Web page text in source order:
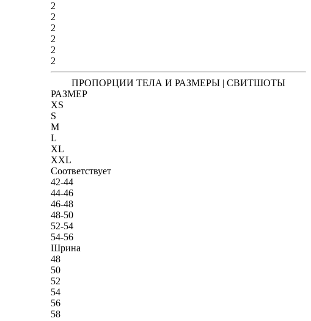
2
2
2
2
2
2
ПРОПОРЦИИ ТЕЛА И РАЗМЕРЫ | СВИТШОТЫ
РАЗМЕР
XS
S
M
L
XL
XXL
Соответствует
42-44
44-46
46-48
48-50
52-54
54-56
Шрина
48
50
52
54
56
58